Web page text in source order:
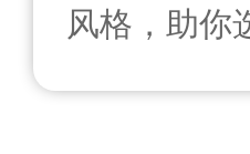
风格，助你